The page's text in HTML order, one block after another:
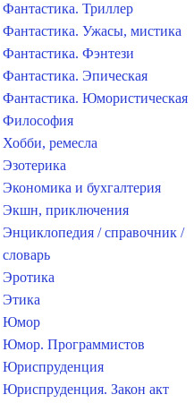
Фантастика. Триллер
Фантастика. Ужасы, мистика
Фантастика. Фэнтези
Фантастика. Эпическая
Фантастика. Юмористическая
Философия
Хобби, ремесла
Эзотерика
Экономика и бухгалтерия
Экшн, приключения
Энциклопедия / справочник /
словарь
Эротика
Этика
Юмор
Юмор. Программистов
Юриспруденция
Юриспруденция. Закон акт